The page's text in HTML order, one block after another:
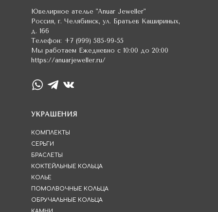
КОМПЛЕКТЫ
ПОМОЛВОЧНЫЕ КОЛЬЦА
ОБРУЧАЛЬНЫЕ КОЛЬЦА
УКРАШЕНИЯ
СЕРЬГИ
БРАСЛЕТЫ
КОКТЕЙЛЬНЫЕ КОЛЬЦА
КОЛЬЕ
Ювелирное ателье "Anuar Jeweller"
Россия, г. Челябинск, ул. Братьев Кашириных,
д. 166
Телефон: +7 (999) 585-99-55
Мы работаем Ежедневно с 10:00 до 20:00
https://anuarjeweller.ru/